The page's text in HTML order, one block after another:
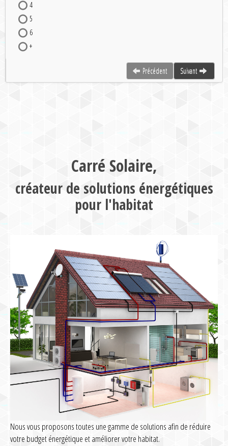
4
5
6
+
Précédent Suivant
Carré Solaire,
créateur de solutions énergétiques
pour l'habitat
Nous vous proposons toutes une gamme de solutions afin de réduire
votre budget énergétique et améliorer votre habitat.